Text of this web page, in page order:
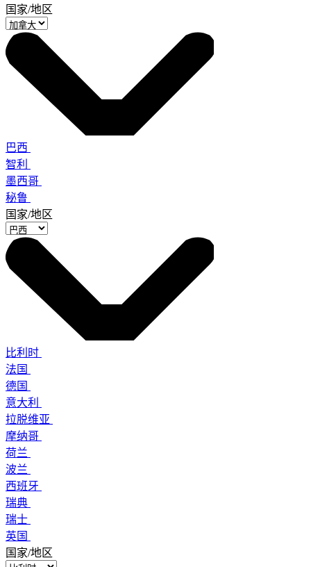
国家/地区
巴西
智利
墨西哥
秘鲁
国家/地区
比利时
法国
德国
意大利
拉脱维亚
摩纳哥
荷兰
波兰
西班牙
瑞典
瑞士
英国
国家/地区